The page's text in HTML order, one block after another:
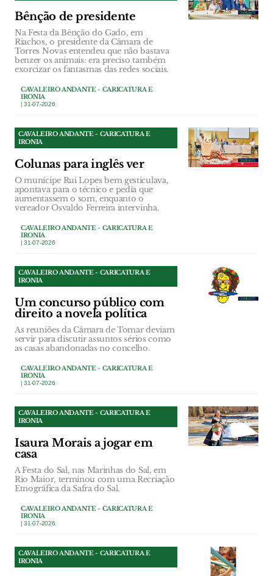
Bênção de presidente
Na Festa da Bênção do Gado, em
Riachos, o presidente da Câmara de
Torres Novas entendeu que não bastava
benzer os animais: era preciso também
exorcizar os fantasmas das redes sociais.
CAVALEIRO ANDANTE - CARICATURA E
IRONIA
| 31-07-2026
CAVALEIRO ANDANTE - CARICATURA E
IRONIA
Colunas para inglês ver
O munícipe Rui Lopes bem gesticulava,
apontava para o técnico e pedia que
aumentassem o som, enquanto o
vereador Osvaldo Ferreira intervinha.
CAVALEIRO ANDANTE - CARICATURA E
IRONIA
| 31-07-2026
CAVALEIRO ANDANTE - CARICATURA E
IRONIA
Um concurso público com
direito a novela política
As reuniões da Câmara de Tomar deviam
servir para discutir assuntos sérios como
as casas abandonadas no concelho.
CAVALEIRO ANDANTE - CARICATURA E
IRONIA
| 31-07-2026
CAVALEIRO ANDANTE - CARICATURA E
IRONIA
Isaura Morais a jogar em
casa
A Festa do Sal, nas Marinhas do Sal, em
Rio Maior, terminou com uma Recriação
Etnográfica da Safra do Sal.
CAVALEIRO ANDANTE - CARICATURA E
IRONIA
| 31-07-2026
CAVALEIRO ANDANTE - CARICATURA E
IRONIA